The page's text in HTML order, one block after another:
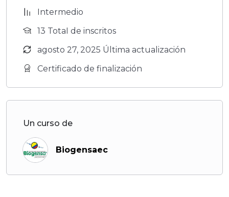
Intermedio
13 TotaI de inscritos
agosto 27, 2025 Última actualización
Certificado de finalización
Un curso de
Biogensaec